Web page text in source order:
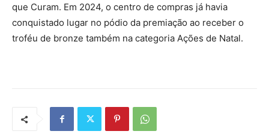
que Curam. Em 2024, o centro de compras já havia
conquistado lugar no pódio da premiação ao receber o
troféu de bronze também na categoria Ações de Natal.